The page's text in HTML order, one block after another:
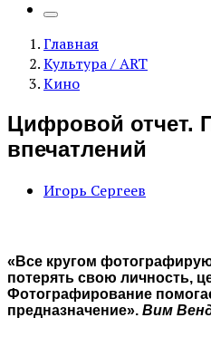
Главная
Культура / ART
Кино
Цифровой отчет.
впечатлений
Игорь Сергеев
«Все кругом
потерять свою личность,
Фотографирование
предназначение». Вим